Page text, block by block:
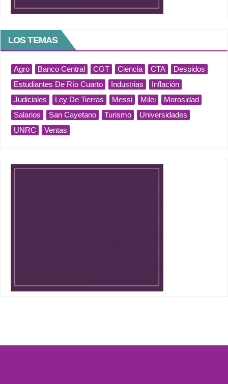
LOS TEMAS
Agro Banco Central CGT Ciencia CTA
Despidos
Estudiantes De Río Cuarto
Industrias
Inflación
Judiciales
Ley De Tierras Messi Milei
Morosidad
Salarios
San Cayetano Turismo
Universidades
UNRC
Ventas